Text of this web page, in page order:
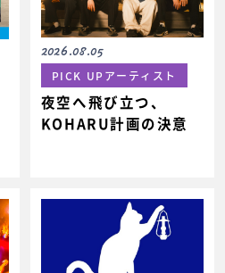
2026.08.05
PICK UPアーティスト
夜空へ飛び立つ、
KOHARU計画の決意